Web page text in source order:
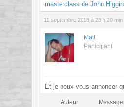
masterclass de John
11 septembre 2018 à 23 h 20 min
Matt
Participant
Et je peux vous annoncer
Auteur